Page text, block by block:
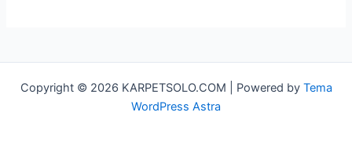
Copyright © 2026 KARPETSOLO.COM | Powered by Tema
WordPress Astra